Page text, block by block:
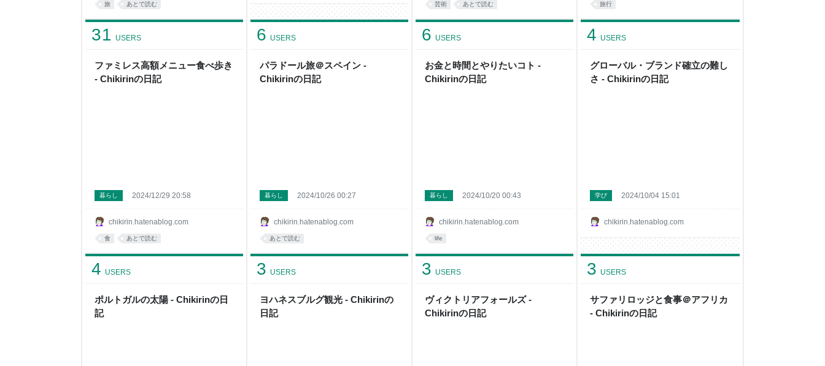
旅 あとで読む 芸術 あとで読む 旅行
ファミレス高額メニュー食べ歩き
- Chikirinの日記
31 USERS
chikirin.hatenablog.com
暮らし 2024/12/29 20:58
食 あとで読む
パラドール旅＠スペイン -
Chikirinの日記
6 USERS
chikirin.hatenablog.com
暮らし 2024/10/26 00:27
あとで読む
お金と時間とやりたいコト -
Chikirinの日記
6 USERS
chikirin.hatenablog.com
暮らし 2024/10/20 00:43
life
グローバル・ブランド確立の難し
さ - Chikirinの日記
4 USERS
chikirin.hatenablog.com
学び 2024/10/04 15:01
ポルトガルの太陽 - Chikirinの日
記
4 USERS
ヨハネスブルグ観光 - Chikirinの
日記
3 USERS
ヴィクトリアフォールズ -
Chikirinの日記
3 USERS
サファリロッジと食事＠アフリカ
- Chikirinの日記
3 USERS